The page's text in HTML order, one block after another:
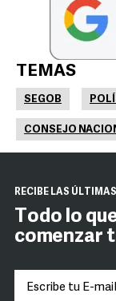
TEMAS
SEGOB
CONSEJO
RECIBE LAS
Todo lo
comenzar